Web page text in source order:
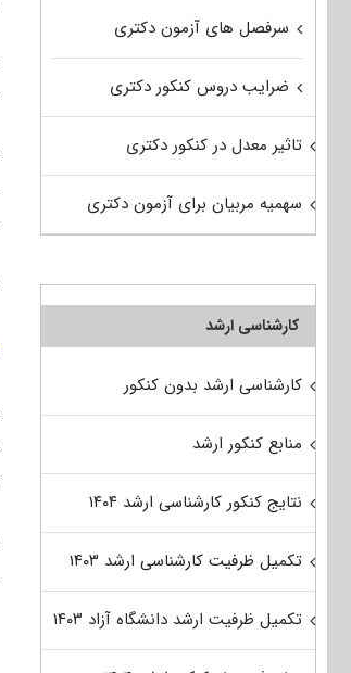
سرفصل های آزمون دکتری
ضرایب دروس کنکور دکتری
تاثیر معدل در کنکور دکتری
سهمیه مربیان برای آزمون دکتری
کارشناسی ارشد
کارشناسی ارشد بدون کنکور
منابع کنکور ارشد
نتایج کنکور کارشناسی ارشد ۱۴۰۴
تکمیل ظرفیت کارشناسی ارشد ۱۴۰۳
تکمیل ظرفیت ارشد دانشگاه آزاد ۱۴۰۳